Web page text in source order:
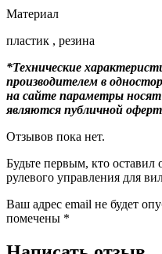
Материал
пластик , резина
*Технические
производителем в
на сайте параметры
являются публичной
Отзывов пока нет.
Будьте первым, кто
рулевого управления для
Ваш адрес email не будет
помечены *